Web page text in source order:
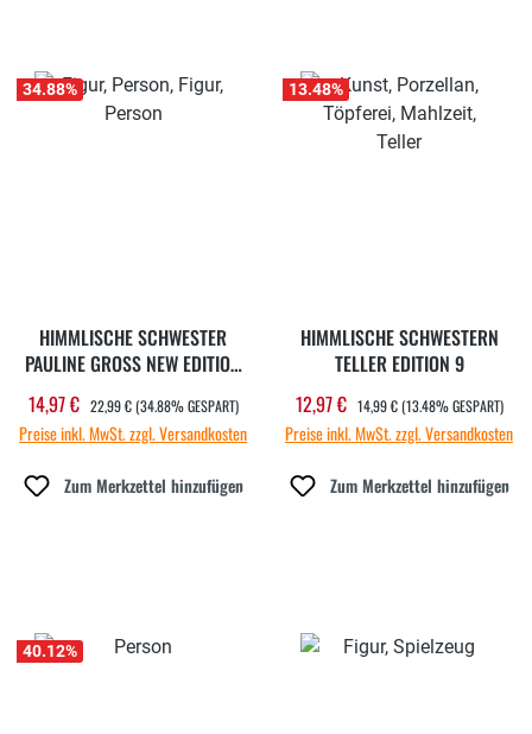
34.88%
HIMMLISCHE SCHWESTER
PAULINE GROSS NEW EDITION 9
Verkaufspreis:
14,97 € REGULÄRER PREIS:
22,99 € (34.88% GESPART)
Preise inkl. MwSt. zzgl. Versandkosten
Zum Merkzettel hinzufügen
13.48%
HIMMLISCHE SCHWESTERN
TELLER EDITION 9
Verkaufspreis:
12,97 € REGULÄRER PREIS:
14,99 € (13.48% GESPART)
Preise inkl. MwSt. zzgl. Versandkosten
Zum Merkzettel hinzufügen
40.12%